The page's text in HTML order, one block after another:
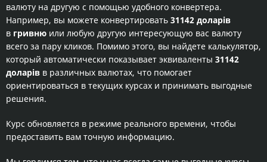
валюту на другую с помощью удобного конвертера.
Например, вы можете конвертировать 31142 доларів
в гривню или любую другую интересующую вас валюту
всего за пару кликов. Помимо этого, вы найдете калькулятор,
который автоматически показывает эквиваленты 31142
доларів в различных валютах, что помогает
ориентироваться в текущих курсах и принимать выгодные
решения.
Курс обновляется в режиме реального времени, чтобы
предоставить вам точную информацию.